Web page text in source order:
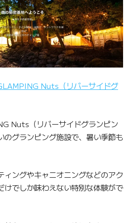
Nuts（リバーサイドグ
Nuts（リバーサイドグランピン
のグランピング施設で、暑い季節も
ィングやキャニオニングなどのアク
けでしか味わえない特別な体験がで